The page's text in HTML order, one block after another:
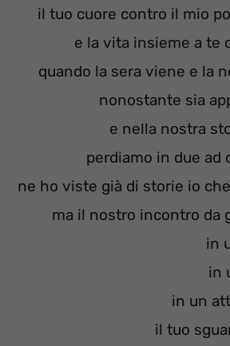
il tuo cuore contro il mio
e la vita insieme a te
quando la sera viene e la
nonostante sia
e nella nostra
perdiamo in due ad
ne ho viste già di storie io
ma il nostro incontro da
in
in
in un
il tuo